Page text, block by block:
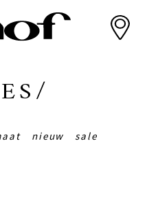
nieuw sale